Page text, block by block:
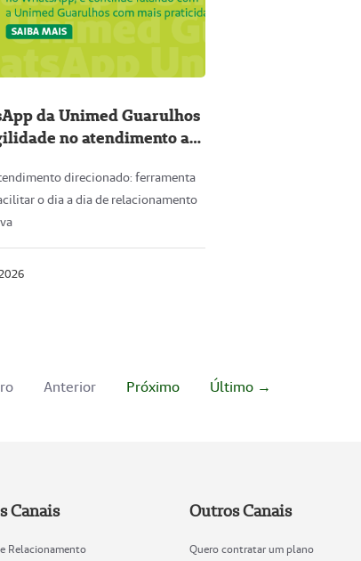
da Unimed Guarulhos
no atendimento ao
direcionado: ferramenta
o dia a dia de relacionamento
Anterior Próximo Último →
Canais
Relacionamento
Outros Canais
Quero contratar um plano